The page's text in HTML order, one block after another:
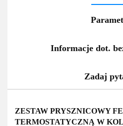
Informacje dot.
Zadaj
ZESTAW PRYSZNICOWY
TERMOSTATYCZNĄ W